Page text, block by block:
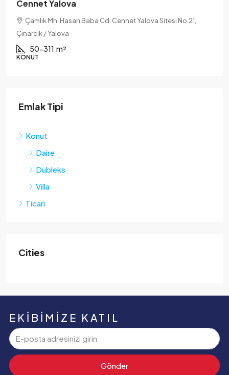
Baba Cd. Cennet Yalova Sitesi No.21,
Kadıköy
Emlak Tipi
Konut
Daire
Dubleks
Villa
Ticari
Cities
EKIBIMIZE KATIL
Gönder